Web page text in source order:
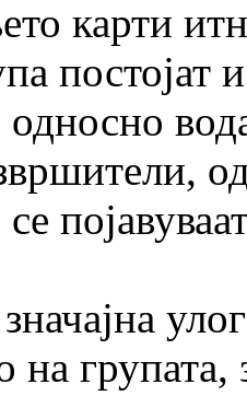
карти
односно
на гру­па­та,